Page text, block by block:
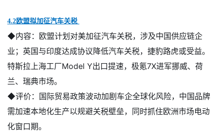
4.2欧盟拟加征汽车关税
◆内容： 欧盟计划对美加征汽车关税，涉及中国供应链企
业；英国与印度达成协议降低汽车关税，捷豹路虎或受益。
特斯拉上海工厂Model Y出口提速，极氪7X进军挪威、荷
兰、瑞典市场。
◆评价： 国际贸易政策波动加剧车企全球化风险，中国品牌
需加速本地化生产以规避关税壁垒，同时抓住欧洲市场电动
化窗口期。